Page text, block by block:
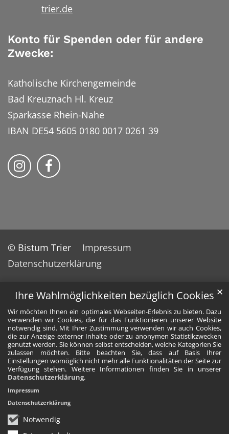
Ihre Wahlmöglichkeiten bezüglich Cookies
Wir möchten Ihnen ein optimales Webseiten-Erlebnis zu bieten. Dazu
verwenden wir Cookies, die für das Funktionieren unserer Website
notwendig sind. Mit Ihrer Zustimmung verwenden wir auch Cookies,
die zur Anzeige externer Inhalte oder zu anonymen Statistikzwecken
genutzt werden. Sie können selbst entscheiden, welche Kategorien Sie
zulassen möchten. Bitte beachten Sie, dass auf Basis Ihrer
Einstellungen womöglich nicht mehr alle Funktionalitäten der Seite zur
Verfügung stehen. Weitere Informationen finden Sie in unserer
Datenschutzerklärung.
Notwendig
✕
Impressum
Datenschutzerklärung
trier.de
Konto für Spenden oder für andere
Zwecke:
Katholische Kirchengemeinde
Bad Kreuznach Hl. Kreuz
Sparkasse Rhein-Nahe
IBAN DE54 5605 0180 0017 0261 39
Bistum Trier auf Instragram
Bistum Trier auf Facebook
© Bistum Trier
Impressum
Datenschutzerklärung